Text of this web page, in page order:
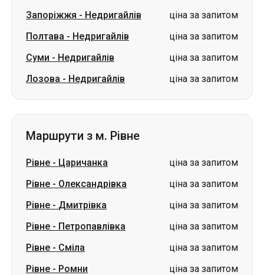
Запоріжжя - Недригайлів
ціна за запитом
Полтава - Недригайлів
ціна за запитом
Суми - Недригайлів
ціна за запитом
Лозова - Недригайлів ціна за запитом
Маршрути з м. Рівне
Рівне - Царичанка
ціна за запитом
Рівне - Олександрівка
ціна за запитом
Рівне - Дмитрівка
ціна за запитом
Рівне - Петропавлівка
ціна за запитом
Рівне - Сміла
ціна за запитом
Рівне - Ромни
ціна за запитом